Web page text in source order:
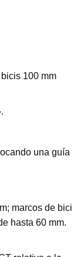
100 mm
una guía
marcos de bici
hasta 60 mm.